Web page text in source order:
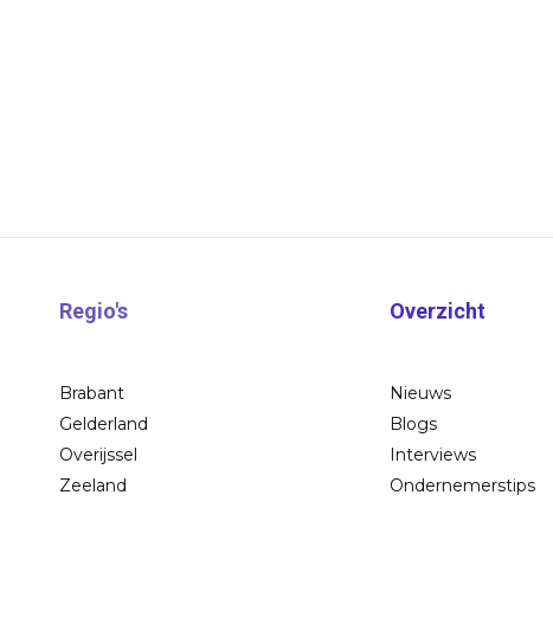
Regio's
Brabant
Gelderland
Overijssel
Zeeland
Overzicht
Nieuws
Blogs
Interviews
Ondernemerstips